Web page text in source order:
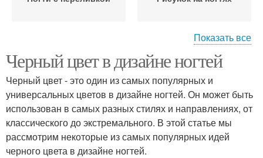
Интересные рисунки Рисунки на ногтях
Френч-новинки с
рисунком
Короткие ногти
Показать все
Черный цвет в дизайне ногтей
Черный цвет - это один из самых популярных и
универсальных цветов в дизайне ногтей. Он может быть
использован в самых разных стилях и направлениях, от
классического до экстремального. В этой статье мы
рассмотрим некоторые из самых популярных идей
черного цвета в дизайне ногтей.